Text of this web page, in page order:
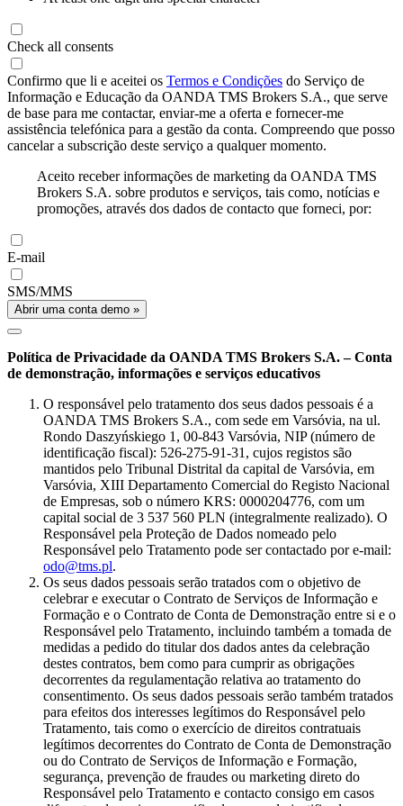
Check all consents
Confirmo que li e aceitei os Termos e Condições do Serviço de
Informação e Educação da OANDA TMS Brokers S.A., que serve
de base para me contactar, enviar-me a oferta e fornecer-me
assistência telefónica para a gestão da conta. Compreendo que posso
cancelar a subscrição deste serviço a qualquer momento.
Aceito receber informações de marketing da OANDA TMS
Brokers S.A. sobre produtos e serviços, tais como, notícias e
promoções, através dos dados de contacto que forneci, por:
E-mail
SMS/MMS
Abrir uma conta demo »
Política de Privacidade da OANDA TMS Brokers S.A. – Conta
de demonstração, informações e serviços educativos
O responsável pelo tratamento dos seus dados pessoais é a
OANDA TMS Brokers S.A., com sede em Varsóvia, na ul.
Rondo Daszyńskiego 1, 00-843 Varsóvia, NIP (número de
identificação fiscal): 526-275-91-31, cujos registos são
mantidos pelo Tribunal Distrital da capital de Varsóvia, em
Varsóvia, XIII Departamento Comercial do Registo Nacional
de Empresas, sob o número KRS: 0000204776, com um
capital social de 3 537 560 PLN (integralmente realizado). O
Responsável pela Proteção de Dados nomeado pelo
Responsável pelo Tratamento pode ser contactado por e-mail:
odo@tms.pl.
Os seus dados pessoais serão tratados com o objetivo de
celebrar e executar o Contrato de Serviços de Informação e
Formação e o Contrato de Conta de Demonstração entre si e o
Responsável pelo Tratamento, incluindo também a tomada de
medidas a pedido do titular dos dados antes da celebração
destes contratos, bem como para cumprir as obrigações
decorrentes da regulamentação relativa ao tratamento do
consentimento. Os seus dados pessoais serão também tratados
para efeitos dos interesses legítimos do Responsável pelo
Tratamento, tais como o exercício de direitos contratuais
legítimos decorrentes do Contrato de Conta de Demonstração
ou do Contrato de Serviços de Informação e Formação,
segurança, prevenção de fraudes ou marketing direto do
Responsável pelo Tratamento e contacto consigo em casos